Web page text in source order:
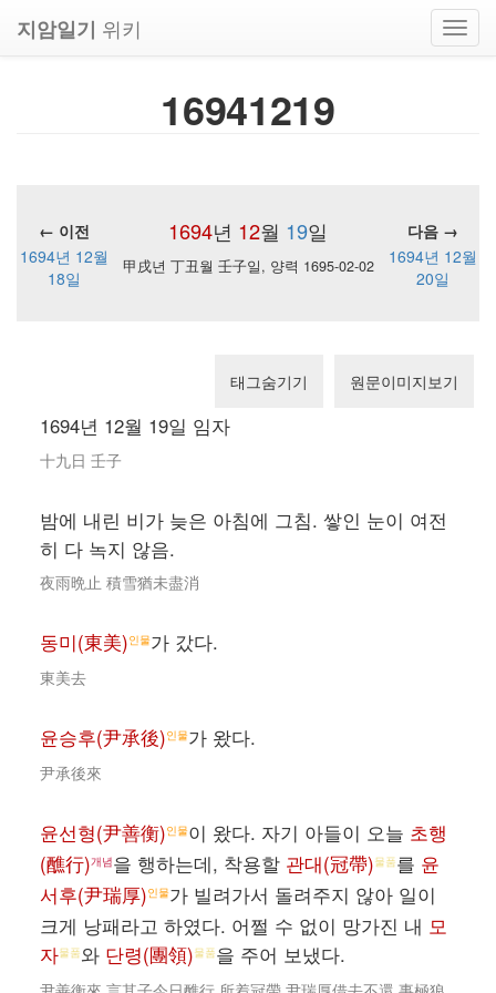
지암일기 위키
16941219
1694년 12월 19일
← 이전
다음 →
1694년 12월
18일
甲戌년 丁丑월 壬子일, 양력 1695-02-02
1694년 12월
20일
태그숨기기 원문이미지보기
1694년 12월 19일 임자
十九日 壬子
밤에 내린 비가 늦은 아침에 그침. 쌓인 눈이 여전
히 다 녹지 않음.
夜雨晩止 積雪猶未盡消
동미(東美)인물가 갔다.
東美去
윤승후(尹承後)인물가 왔다.
尹承後來
윤선형(尹善衡)인물이 왔다. 자기 아들이 오늘 초행
(醮行)개념을 행하는데, 착용할 관대(冠帶)물품를 윤
서후(尹瑞厚)인물가 빌려가서 돌려주지 않아 일이
크게 낭패라고 하였다. 어쩔 수 없이 망가진 내 모
자물품와 단령(團領)물품을 주어 보냈다.